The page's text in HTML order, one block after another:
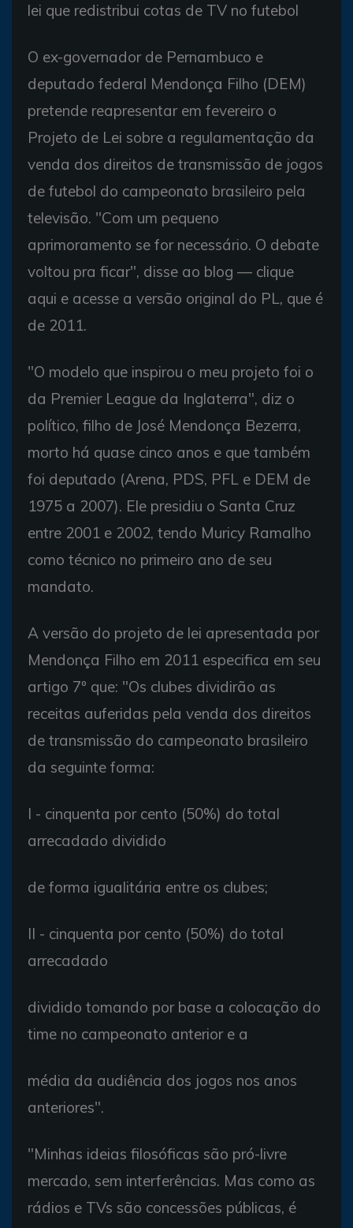
lei que redistribui cotas de TV no futebol
O ex-governador de Pernambuco e
deputado federal Mendonça Filho (DEM)
pretende reapresentar em fevereiro o
Projeto de Lei sobre a regulamentação da
venda dos direitos de transmissão de jogos
de futebol do campeonato brasileiro pela
televisão. "Com um pequeno
aprimoramento se for necessário. O debate
voltou pra ficar", disse ao blog — clique
aqui e acesse a versão original do PL, que é
de 2011.
"O modelo que inspirou o meu projeto foi o
da Premier League da Inglaterra", diz o
político, filho de José Mendonça Bezerra,
morto há quase cinco anos e que também
foi deputado (Arena, PDS, PFL e DEM de
1975 a 2007). Ele presidiu o Santa Cruz
entre 2001 e 2002, tendo Muricy Ramalho
como técnico no primeiro ano de seu
mandato.
A versão do projeto de lei apresentada por
Mendonça Filho em 2011 especifica em seu
artigo 7º que: "Os clubes dividirão as
receitas auferidas pela venda dos direitos
de transmissão do campeonato brasileiro
da seguinte forma:
I - cinquenta por cento (50%) do total
arrecadado dividido
de forma igualitária entre os clubes;
II - cinquenta por cento (50%) do total
arrecadado
dividido tomando por base a colocação do
time no campeonato anterior e a
média da audiência dos jogos nos anos
anteriores".
"Minhas ideias filosóficas são pró-livre
mercado, sem interferências. Mas como as
rádios e TVs são concessões públicas, é